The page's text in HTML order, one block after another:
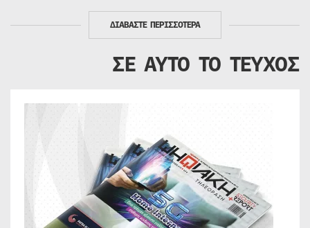
ΔΙΑΒΑΣΤΕ ΠΕΡΙΣΣΟΤΕΡΑ
ΣΕ ΑΥΤΟ ΤΟ ΤΕΥΧΟΣ